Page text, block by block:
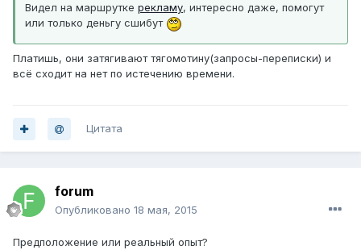
Видел на маршрутке рекламу, интересно даже, помогут
или только деньгу сшибут
Платишь, они затягивают тягомотину(запросы-переписки) и
всё сходит на нет по истечению времени.
Цитата
forum
Опубликовано 18 мая, 2015
Предположение или реальный опыт?